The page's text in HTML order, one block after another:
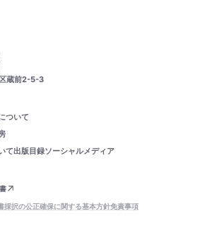
蔵前2-5-3
ついて
て出版目録ソーシャルメディア
採択の公正確保に関する基本方針免責事項